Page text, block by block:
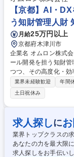
5分)→2次面接/支店長
考結果につきましては
職種 ★【9月12日（土
ン営業
【京都】AI・
う知財管理人財
月給25万円以上
京都府木津川市
企業名 オムロン株式会社 求人名 【京都】AI・DXを活用したシ
ール開発を担う知財管理人財 仕事の内容 知的財産の管
つつ、その高度化・
活用したシステム・ツ
細】 ■知財事務・管理
の連携、年金管理等
財データの整備や連
し、生成AI等の最新
許管理システムのUI/
シュボード等の試作と現
【京都】AI・DXを活
業界未経験歓迎 年間
土日祝休み
求人探しに
業界トップクラスの
あなたの力を最大限
求人探しをお手伝いし